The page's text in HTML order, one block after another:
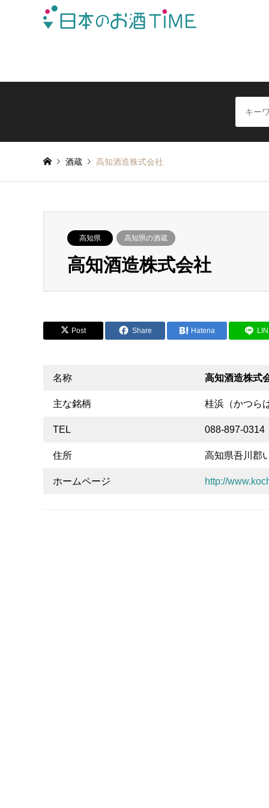
酒蔵 高知酒造株式会社
高知県 高知県の酒蔵
高知酒造株式会社
Post Share Hatena
名称 高知酒造株式
主な銘柄 桂浜（かつら
TEL 088-897-0314
住所 高知県吾川郡
ホームページ http://